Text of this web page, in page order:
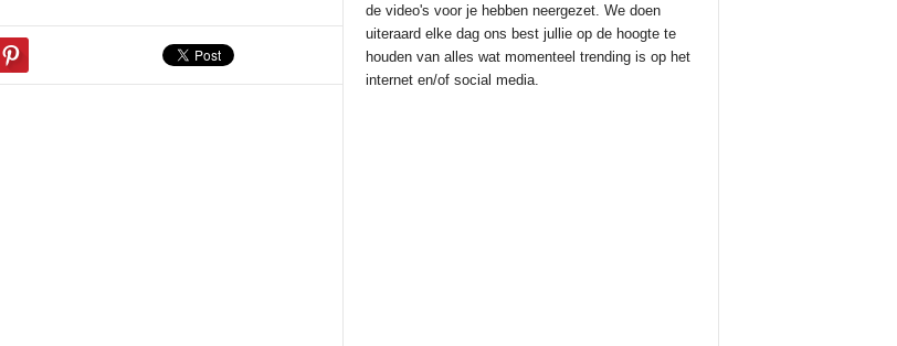
de video's voor je hebben neergezet. We doen
uiteraard elke dag ons best jullie op de hoogte te
houden van alles wat momenteel trending is op het
internet en/of social media.